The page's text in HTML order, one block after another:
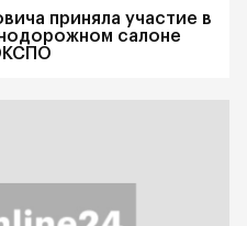
приняла участие в
салоне